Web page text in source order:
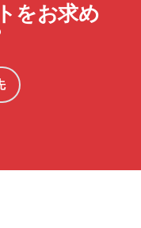
をお求め